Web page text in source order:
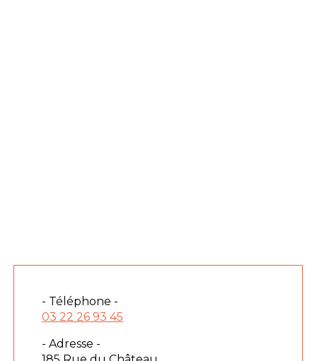
- Téléphone -
03 22 26 93 45
- Adresse -